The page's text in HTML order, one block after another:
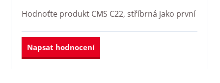
Hodnoťte produkt CMS C22, stříbrná jako první
Napsat hodnocení